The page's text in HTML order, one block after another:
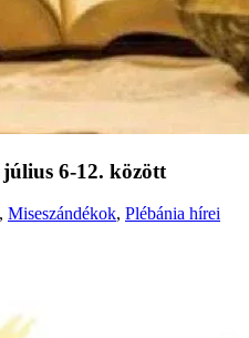
6-12. között
, Miseszándékok, Plébánia hírei